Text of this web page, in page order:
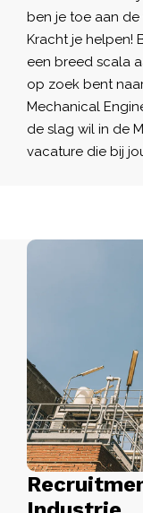
ben je toe aan
Kracht je helpen!
een breed scala
op zoek bent
Mechanical
de slag wil in de
vacature die bij